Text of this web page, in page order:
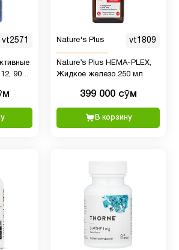
vt2571
90
Nature's Plus vt1809
Nature’s Plus HEMA-PLEX,
Жидкое железо 250 мл
399 000 сӯм
В корзину